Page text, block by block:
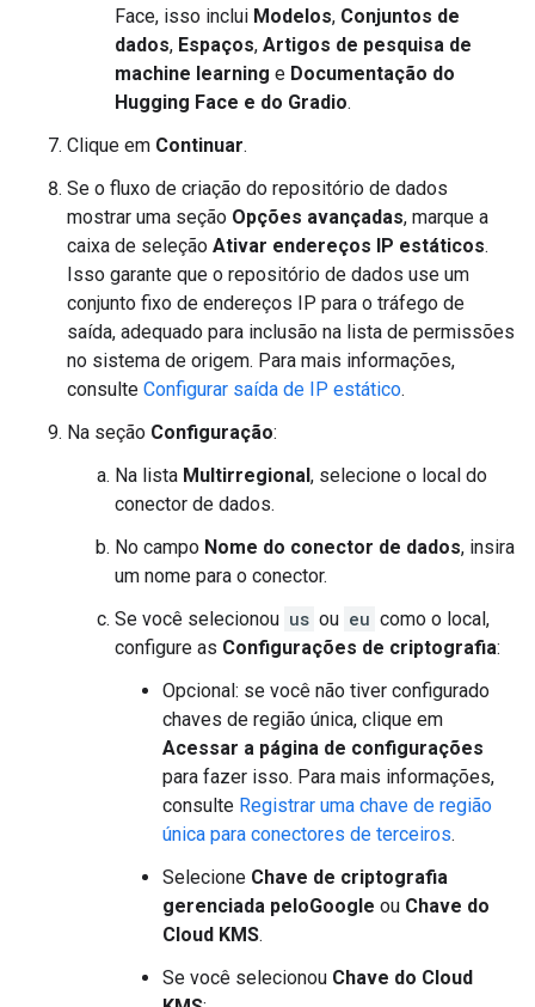
Face, isso inclui Modelos, Conjuntos de
dados, Espaços, Artigos de pesquisa de
machine learning e Documentação do
Hugging Face e do Gradio.
Clique em Continuar.
Se o fluxo de criação do repositório de dados
mostrar uma seção Opções avançadas, marque a
caixa de seleção Ativar endereços IP estáticos.
Isso garante que o repositório de dados use um
conjunto fixo de endereços IP para o tráfego de
saída, adequado para inclusão na lista de permissões
no sistema de origem. Para mais informações,
consulte Configurar saída de IP estático.
Na seção Configuração:
Na lista Multirregional, selecione o local do
conector de dados.
No campo Nome do conector de dados, insira
um nome para o conector.
Se você selecionou us ou eu como o local,
configure as Configurações de criptografia:
Opcional: se você não tiver configurado
chaves de região única, clique em
Acessar a página de configurações
para fazer isso. Para mais informações,
consulte Registrar uma chave de região
única para conectores de terceiros.
Selecione Chave de criptografia
gerenciada peloGoogle ou Chave do
Cloud KMS.
Se você selecionou Chave do Cloud